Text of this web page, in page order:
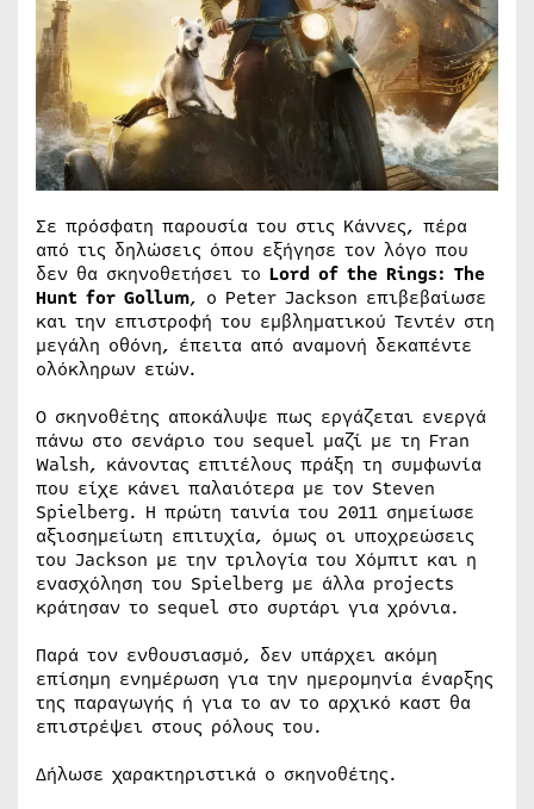
Σε πρόσφατη παρουσία του στις Κάννες, πέρα
από τις δηλώσεις όπου εξήγησε τον λόγο που
δεν θα σκηνοθετήσει το Lord of the Rings: The
Hunt for Gollum, ο Peter Jackson επιβεβαίωσε
και την επιστροφή του εμβληματικού Τεντέν στη
μεγάλη οθόνη, έπειτα από αναμονή δεκαπέντε
ολόκληρων ετών.
Ο σκηνοθέτης αποκάλυψε πως εργάζεται ενεργά
πάνω στο σενάριο του sequel μαζί με τη Fran
Walsh, κάνοντας επιτέλους πράξη τη συμφωνία
που είχε κάνει παλαιότερα με τον Steven
Spielberg. Η πρώτη ταινία του 2011 σημείωσε
αξιοσημείωτη επιτυχία, όμως οι υποχρεώσεις
του Jackson με την τριλογία του Χόμπιτ και η
ενασχόληση του Spielberg με άλλα projects
κράτησαν το sequel στο συρτάρι για χρόνια.
Παρά τον ενθουσιασμό, δεν υπάρχει ακόμη
επίσημη ενημέρωση για την ημερομηνία έναρξης
της παραγωγής ή για το αν το αρχικό καστ θα
επιστρέψει στους ρόλους του.
Δήλωσε χαρακτηριστικά ο σκηνοθέτης.